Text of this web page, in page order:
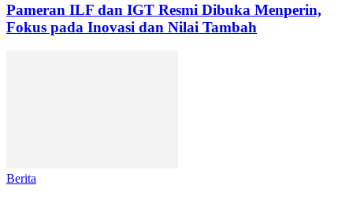
Pameran ILF dan IGT Resmi Dibuka Menperin,
Fokus pada Inovasi dan Nilai Tambah
Berita